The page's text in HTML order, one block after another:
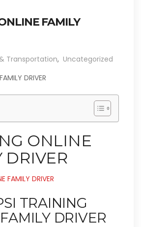
FAMILY
Transportation, Uncategorized
DRIVER
ONLINE
DRIVER
TRAINING
DRIVER